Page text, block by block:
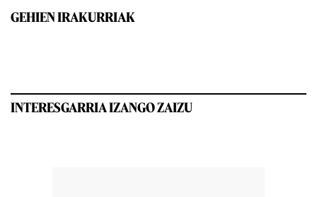
GEHIEN IRAKURRIAK
INTERESGARRIA IZANGO ZAIZU